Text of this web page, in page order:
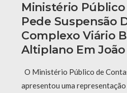
Ministério Público
Pede Suspensão
Complexo Viário
Altiplano Em João
O Ministério Público de
apresentou uma representação